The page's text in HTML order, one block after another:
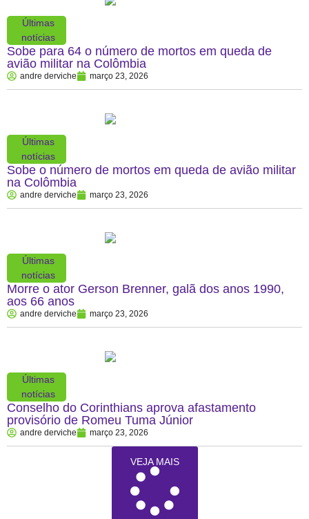
Últimas
notícias
Sobe para 64 o número de mortos em queda de
avião militar na Colômbia
andre derviche março 23, 2026
Últimas
notícias
Sobe o número de mortos em queda de avião militar
na Colômbia
andre derviche março 23, 2026
Últimas
notícias
Morre o ator Gerson Brenner, galã dos anos 1990,
aos 66 anos
andre derviche março 23, 2026
Últimas
notícias
Conselho do Corinthians aprova afastamento
provisório de Romeu Tuma Júnior
andre derviche março 23, 2026
VEJA MAIS